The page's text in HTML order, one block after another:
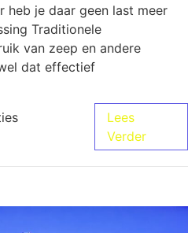
heb je daar geen last meer
Traditionele
van zeep en andere
dat effectief
Lees
Verder